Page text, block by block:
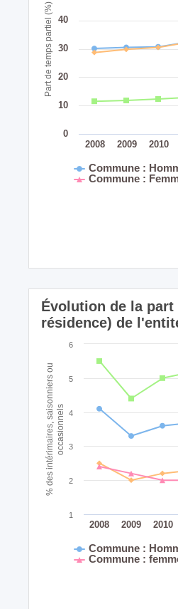
Part de temps partiel (%)
Commune :
Commune :
2008 2009 2010
0
10
20
30
40
% des intérimaires, saisonniers ouoccasionnels
Évolution de la
résidence) de
Commune :
Commune :
2008 2009 2010
1
2
3
4
5
6